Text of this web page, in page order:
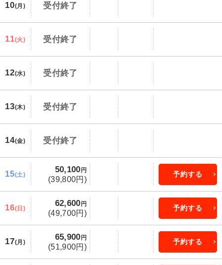
10(月) 受付終了
11(火) 受付終了
12(水) 受付終了
13(木) 受付終了
14(金) 受付終了
15(土)
50,100 円
(39,800円)
予約する
16(日)
62,600 円
(49,700円)
予約する
17(月)
65,900 円
(51,900円)
予約する